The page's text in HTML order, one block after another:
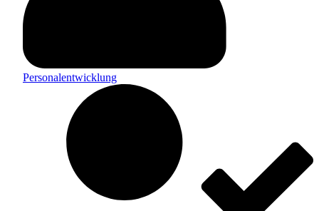
Personalentwicklung